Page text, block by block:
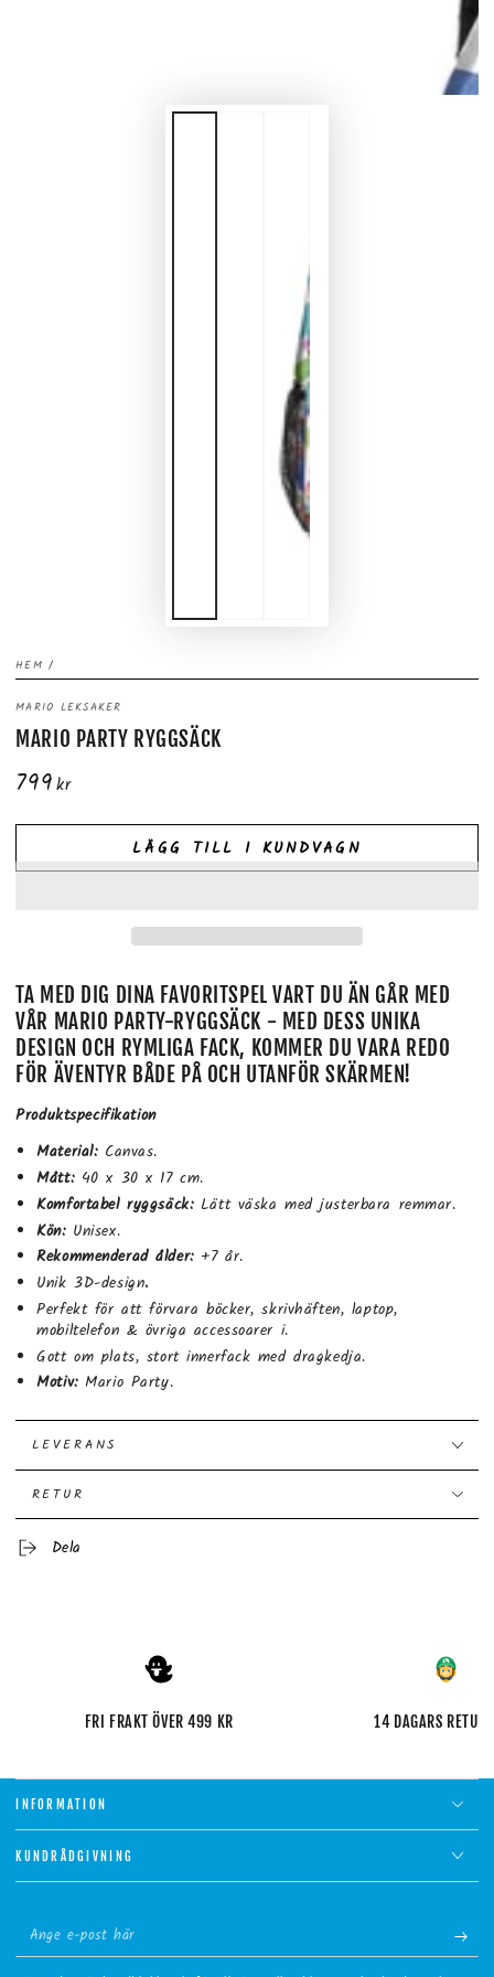
HEM /
MARIO LEKSAKER
MARIO PARTY RYGGSÄCK
Ordinarie
799kr
LÄGG TILL I KUNDVAGN
TA MED DIG DINA FAVORITSPEL VART DU ÄN GÅR MED
VÅR MARIO PARTY-RYGGSÄCK - MED DESS UNIKA
DESIGN OCH RYMLIGA FACK, KOMMER DU VARA REDO
FÖR ÄVENTYR BÅDE PÅ OCH UTANFÖR SKÄRMEN!
Produktspecifikation
Material: Canvas.
Mått:40 x 30 x 17 cm.
Komfortabel ryggsäck: Lätt väska med justerbara remmar.
Kön: Unisex.
Rekommenderad ålder:+7 år.
Unik 3D-design.
Perfekt för att förvara böcker, skrivhäften, laptop,
mobiltelefon & övriga accessoarer i.
Gott om plats, stort innerfack med dragkedja.
Motiv:Mario Party.
LEVERANS
RETUR
Dela
FRI FRAKT ÖVER 499 KR 14 DAGARS
INFORMATION
KUNDRÅDGIVNING
Ange
e-